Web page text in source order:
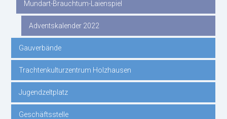
Mundart-Brauchtum-Laienspiel
Adventskalender 2022
Gauverbände
Trachtenkulturzentrum Holzhausen
Jugendzeltplatz
Geschäftsstelle